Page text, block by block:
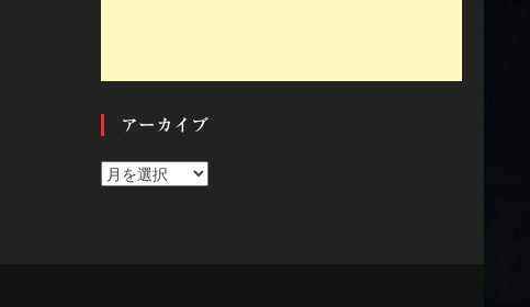
アーカイブ
ア